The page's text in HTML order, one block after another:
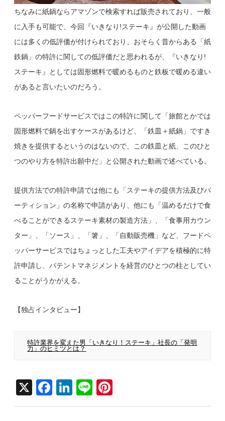
ちなみに紙鍋ならアマゾンで検索すれば販売されており、一般
に入手も可能で、今回『いきなり !ステーキ』が公開した動画
には多くの低評価が付けられており、おそらく昔からある「紙
鉄鍋」の特許に関しての低評価だと思われるが、『いきなり !
ステーキ』としては固形燃料で暖めるものと鉄板で暖める違い
があると言いたいのだろう。
ペッパーフードサービスではこの特許に関して「旅館とかでは
固形燃料で鍋を出すケースがあるけど、「鉄皿＋紙鍋」ですき
焼きを提供するというのはないので、この鉄皿と紙、このひと
つのやり方を特許出願中だ」と公開された動画で述べている。
提供方法での特許申請では他にも「ステーキの提供方法及びパ
ーティション」の名称で申請があり、他にも「温めるだけで食
べることができるステーキ素材の製造方法」、「食事用カウン
ター」、「ソース」、「箸」、「自動販売機」など、フードペ
ッパーサービスではちょっとした工夫やアイデアを積極的に特
許申請し、パテントマネジメントを経営のひとつの柱としてい
ることがうかがえる。
【独占インタビュー】
特許業界を変えた男「いきなり！ステーキ」社長の「発明
力」のヒミツとは？
X
F
a
Li
n
Li
n
nt